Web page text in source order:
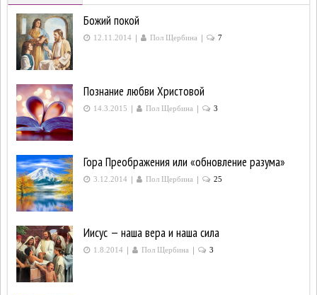
Божий покой
12.11.2014 | Пол Щербина | 7
Познание любви Христовой
14.3.2015 | Пол Щербина | 3
Гора Преображения или «обновление разума»
3.12.2014 | Пол Щербина | 25
Иисус — наша вера и наша сила
1.8.2014 | Пол Щербина | 3